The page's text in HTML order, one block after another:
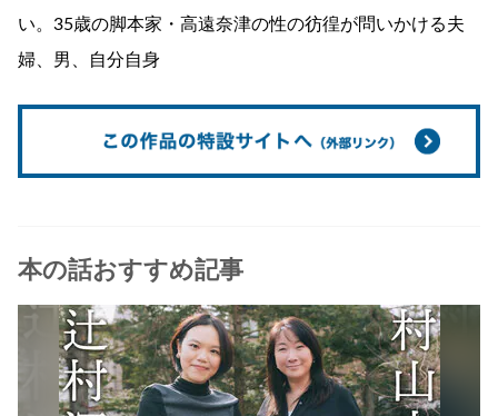
い。35歳の脚本家・高遠奈津の性の彷徨が問いかける夫
婦、男、自分自身
本の話おすすめ記事